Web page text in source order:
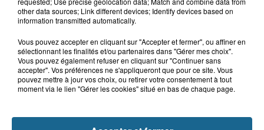
Grand jeu de l'été : les cabines de plages
Gagnez vos entrées pour Dennlys
Parc
other data sources; Link different devices; Identify devices based on
information transmitted automatically.
Vous pouvez accepter en cliquant sur "Accepter et fermer", ou affiner en
sélectionnant les finalités et/ou partenaires dans "Gérer mes choix".
Vous pouvez également refuser en cliquant sur "Continuer sans
accepter". Vos préférences ne s'appliqueront que pour ce site. Vous
pouvez mettre à jour vos choix, ou retirer votre consentement à tout
moment via le lien "Gérer les cookies" situé en bas de chaque page.